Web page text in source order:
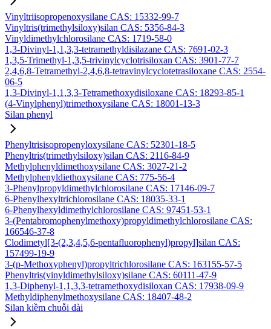
Vinyltriisopropenoxysilane CAS: 15332-99-7
Vinyltris(trimethylsiloxy)silan CAS: 5356-84-3
Vinyldimethylchlorosilane CAS: 1719-58-0
1,3-Divinyl-1,1,3,3-tetramethyldisilazane CAS: 7691-02-3
1,3,5-Trimethyl-1,3,5-trivinylcyclotrisiloxan CAS: 3901-77-7
2,4,6,8-Tetramethyl-2,4,6,8-tetravinylcyclotetrasiloxane CAS: 2554-
06-5
1,3-Divinyl-1,1,3,3-Tetramethoxydisiloxane CAS: 18293-85-1
(4-Vinylphenyl)trimethoxysilane CAS: 18001-13-3
Silan phenyl
Phenyltrisisopropenyloxysilane CAS: 52301-18-5
Phenyltris(trimethylsiloxy)silan CAS: 2116-84-9
Methylphenyldimethoxysilane CAS: 3027-21-2
Methylphenyldiethoxysilane CAS: 775-56-4
3-Phenylpropyldimethylchlorosilane CAS: 17146-09-7
6-Phenylhexyltrichlorosilane CAS: 18035-33-1
6-Phenylhexyldimethylchlorosilane CAS: 97451-53-1
3-(Pentabromophenylmethoxy)propyldimethylchlorosilane CAS:
166546-37-8
Clodimetyl[3-(2,3,4,5,6-pentafluorophenyl)propyl]silan CAS:
157499-19-9
3-(p-Methoxyphenyl)propyltrichlorosilane CAS: 163155-57-5
Phenyltris(vinyldimethylsiloxy)silane CAS: 60111-47-9
1,3-Diphenyl-1,1,3,3-tetramethoxydisiloxan CAS: 17938-09-9
Methyldiphenylmethoxysilane CAS: 18407-48-2
Silan kiềm chuỗi dài